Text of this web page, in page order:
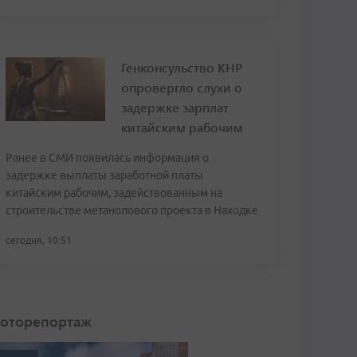
Генконсульство КНР
опровергло слухи о
задержке зарплат
китайским рабочим
Ранее в СМИ появилась информация о
задержке выплаты заработной платы
китайским рабочим, задействованным на
строительстве метанолового проекта в Находке
сегодня, 10:51